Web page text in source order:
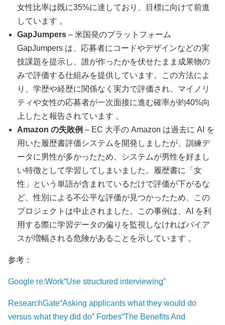
女性比率は既に35%に達しており、目標に向けて前進
しています 。
GapJumpers – 米国発のプラットフォーム
GapJumpers は、応募者にコードやデザインなどの実
技課題を提示し、誰が作ったかを伏せたまま成果物の
みで評価する仕組みを提供しています。この方法によ
り、学歴や経歴に関係なく実力で評価され、マイノリ
ティや女性の応募者が一次面接に進む確率が約40%向
上したと報告されています 。
Amazon の失敗例 – EC 大手の Amazon は過去に AI を
用いた履歴書評価システムを開発しましたが、訓練デ
ータに男性が多かったため、システムが男性を好まし
い特徴として学習してしまいました。履歴書に「女
性」という単語が含まれているだけで評価が下がるな
ど、性別による不公平な評価が見つかったため、この
プロジェクトは中止されました。この事例は、AI を利
用する際に学習データの偏りを監視しなければバイア
スが増幅される危険があることを示しています 。
参考：
Google re:Work“Use structured interviewing”
ResearchGate“Asking applicants what they would do
versus what they did do” Forbes“The Benefits And